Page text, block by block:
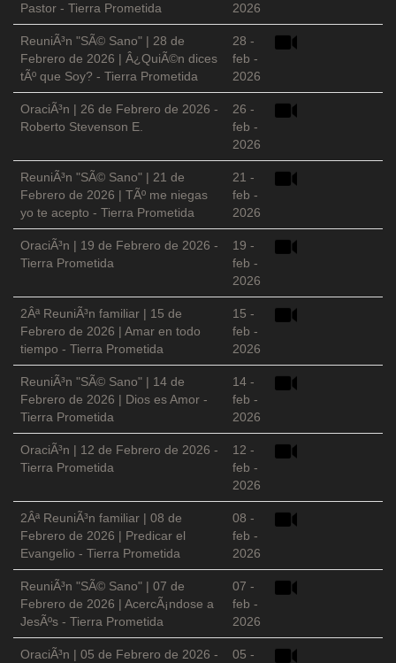
Pastor - Tierra Prometida
2026
ReuniÃ³n "SÃ© Sano" | 28 de
Febrero de 2026 | Â¿QuiÃ©n dices
tÃº que Soy? - Tierra Prometida
28 -
feb -
2026
OraciÃ³n | 26 de Febrero de 2026 -
Roberto Stevenson E.
26 -
feb -
2026
ReuniÃ³n "SÃ© Sano" | 21 de
Febrero de 2026 | TÃº me niegas
yo te acepto - Tierra Prometida
21 -
feb -
2026
OraciÃ³n | 19 de Febrero de 2026 -
Tierra Prometida
19 -
feb -
2026
2Âª ReuniÃ³n familiar | 15 de
Febrero de 2026 | Amar en todo
tiempo - Tierra Prometida
15 -
feb -
2026
ReuniÃ³n "SÃ© Sano" | 14 de
Febrero de 2026 | Dios es Amor -
Tierra Prometida
14 -
feb -
2026
OraciÃ³n | 12 de Febrero de 2026 -
Tierra Prometida
12 -
feb -
2026
2Âª ReuniÃ³n familiar | 08 de
Febrero de 2026 | Predicar el
Evangelio - Tierra Prometida
08 -
feb -
2026
ReuniÃ³n "SÃ© Sano" | 07 de
Febrero de 2026 | AcercÃ¡ndose a
JesÃºs - Tierra Prometida
07 -
feb -
2026
OraciÃ³n | 05 de Febrero de 2026 -
05 -